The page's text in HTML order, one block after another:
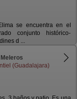
se encuentra en el
conjunto histórico-
d ...
(Guadalajara)